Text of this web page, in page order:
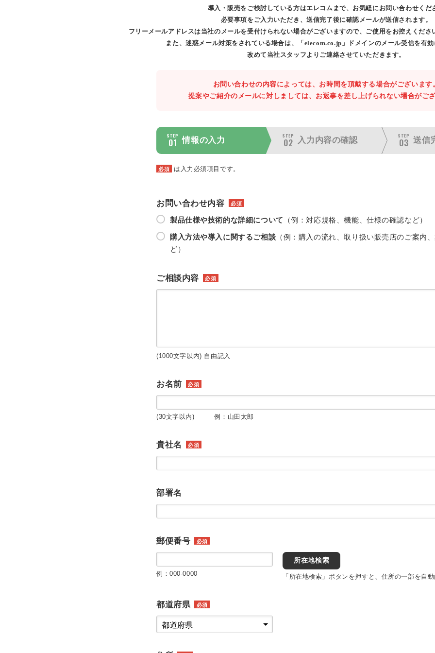
導入・販売をご検討している方はエレコムまで、お気軽にお問い合わせくだ
必要事項をご入力いただき、送信完了後に確認メールが送信されます。
フリーメールアドレスは当社のメールを受付けられない場合がございますので、ご使用をお控えくださ
また、迷惑メール対策をされている場合は、「elecom.co.jp」ドメインのメール受信を有効
改めて当社スタッフよりご連絡させていただきます。
お問い合わせの内容によっては、お時間を頂戴する場合がございます
提案やご紹介のメールに対しましては、お返事を差し上げられない場合がござ
STEP
01 情報の入力
STEP
02 入力内容の確認
STEP
03 送信
必須 は入力必須項目です。
お問い合わせ内容 必須
製品仕様や技術的な詳細について （例：対応規格、機能、仕様の確認など）
購入方法や導入に関するご相談 （例：購入の流れ、取り扱い販売店のご案内
ど）
ご相談内容 必須
(1000文字以内) 自由記入
お名前 必須
(30文字以内) 例：山田太郎
貴社名 必須
部署名
郵便番号 必須
例：000-0000
所在地検索
「所在地検索」ボタンを押すと、住所の一部を自動
都道府県 必須